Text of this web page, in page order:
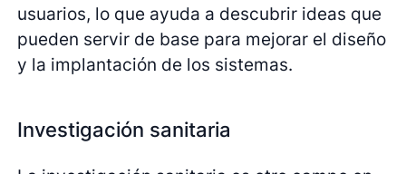
usuarios, lo que ayuda a descubrir ideas que
pueden servir de base para mejorar el diseño
y la implantación de los sistemas.
Investigación sanitaria